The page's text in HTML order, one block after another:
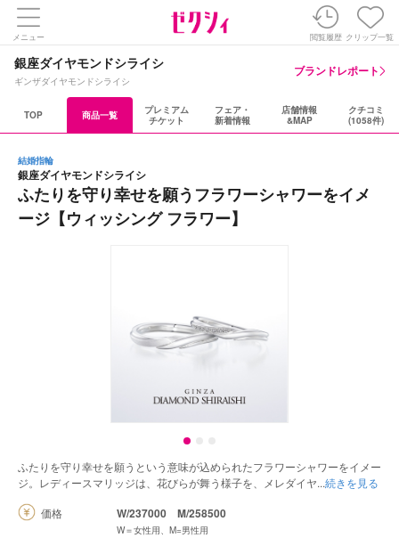
メニュー 閲覧履歴 クリップ一覧
銀座ダイヤモンドシライシ
ギンザダイヤモンドシライシ
ブランドレポート
TOP 商品一覧
プレミアム
チケット
フェア・
新着情報
店舗情報
&MAP
クチコミ
(1058件)
結婚指輪
銀座ダイヤモンドシライシ
ふたりを守り幸せを願うフラワーシャワーをイメ
ージ【ウィッシング フラワー】
ふたりを守り幸せを願うという意味が込められたフラワーシャワーをイメー
ジ。レディースマリッジは、花びらが舞う様子を、メレダイヤ 続きを見る
価格
W/237000 M/258500
W＝女性用、M=男性用